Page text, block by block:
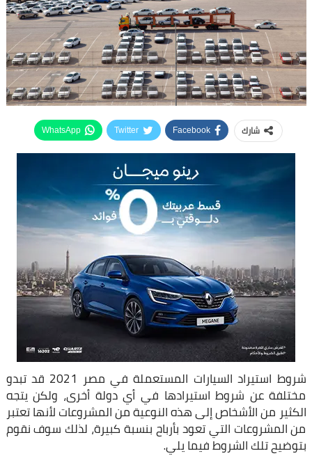
شارك Facebook
Twitter
WhatsApp
شروط استيراد السيارات المستعملة في مصر 2021 قد تبدو
مختلفة عن شروط استيرادها في أي دولة أخرى، ولكن يتجه
الكثير من الأشخاص إلى هذه النوعية من المشروعات لأنها تعتبر
من المشروعات التي تعود بأرباح بنسبة كبيرة، لذلك سوف نقوم
بتوضيح تلك الشروط فيما يلي.